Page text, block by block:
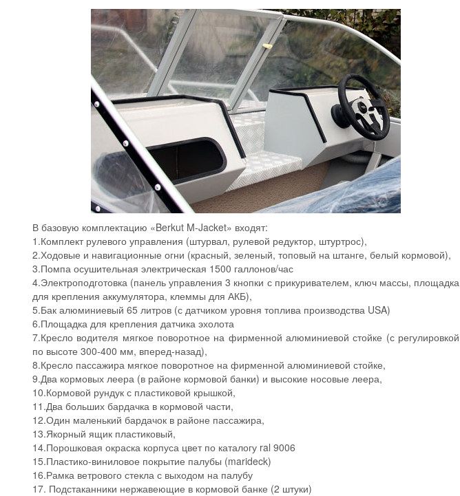
В базовую комплектацию «Berkut M-Jacket» входят:
1.Комплект рулевого управления (штурвал, рулевой редуктор, штуртрос),
2.Ходовые и навигационные огни (красный, зеленый, топовый на штанге, белый кормовой),
3.Помпа осушительная электрическая 1500 галлонов/час
4.Электроподготовка (панель управления 3 кнопки с прикуривателем, ключ массы, площадка
для крепления аккумулятора, клеммы для АКБ),
5.Бак алюминиевый 65 литров (с датчиком уровня топлива производства USA)
6.Площадка для крепления датчика эхолота
7.Кресло водителя мягкое поворотное на фирменной алюминиевой стойке (с регулировкой
по высоте 300-400 мм, вперед-назад),
8.Кресло пассажира мягкое поворотное на фирменной алюминиевой стойке,
9.Два кормовых леера (в районе кормовой банки) и высокие носовые леера,
10.Кормовой рундук с пластиковой крышкой,
11.Два больших бардачка в кормовой части,
12.Один маленький бардачок в районе пассажира,
13.Якорный ящик пластиковый,
14.Порошковая окраска корпуса цвет по каталогу ral 9006
15.Пластико-виниловое покрытие палубы (marideck)
16.Рамка ветрового стекла с выходом на палубу
17. Подстаканники нержавеющие в кормовой банке (2 штуки)